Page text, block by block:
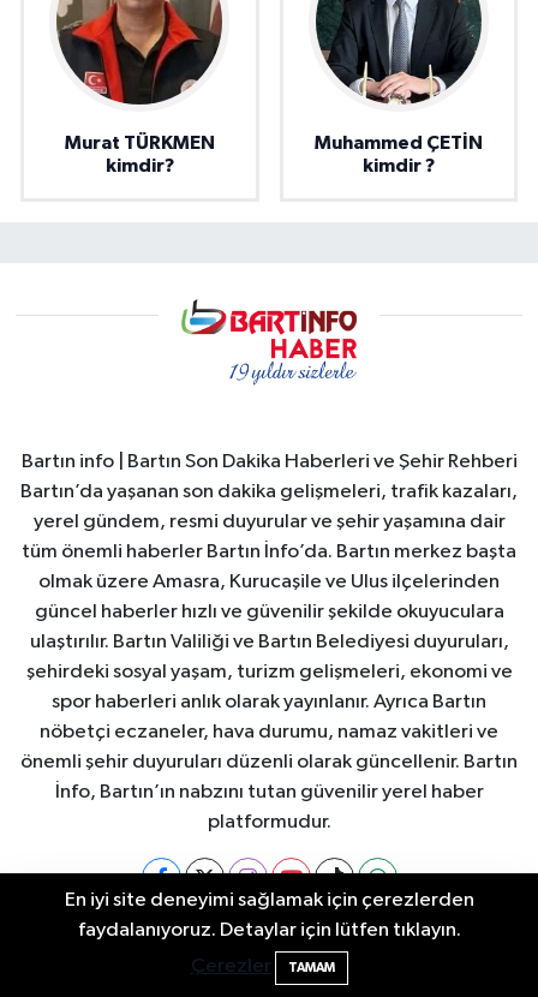
Murat TÜRKMEN
kimdir?
Muhammed ÇETİN
kimdir ?
Bartın info | Bartın Son Dakika Haberleri ve Şehir Rehberi
Bartın’da yaşanan son dakika gelişmeleri, trafik kazaları,
yerel gündem, resmi duyurular ve şehir yaşamına dair
tüm önemli haberler Bartın İnfo’da. Bartın merkez başta
olmak üzere Amasra, Kurucaşile ve Ulus ilçelerinden
güncel haberler hızlı ve güvenilir şekilde okuyuculara
ulaştırılır. Bartın Valiliği ve Bartın Belediyesi duyuruları,
şehirdeki sosyal yaşam, turizm gelişmeleri, ekonomi ve
spor haberleri anlık olarak yayınlanır. Ayrıca Bartın
nöbetçi eczaneler, hava durumu, namaz vakitleri ve
önemli şehir duyuruları düzenli olarak güncellenir. Bartın
İnfo, Bartın’ın nabzını tutan güvenilir yerel haber
platformudur.
Bartın Hava Durumu
En iyi site deneyimi sağlamak için çerezlerden
faydalanıyoruz. Detaylar için lütfen tıklayın.
Çerezler
TAMAM
2 Buzağı Hediyeli Bal Festivalinde Hande
Ünsal Sahne Alacak